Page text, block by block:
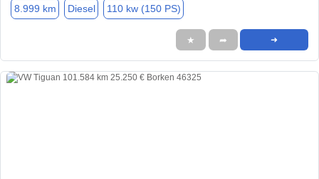
8.999 km Diesel 110 kw (150 PS)
★ ➦ ➜